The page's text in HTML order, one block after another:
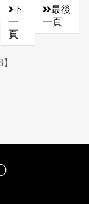
下
一
頁
最後
一頁